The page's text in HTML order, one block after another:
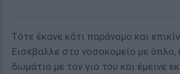
Τότε έκανε κάτι παράνομο και
Εισέβαλλε στο νοσοκομείο με όπλο,
δωμάτιο με τον γιο του και έμεινε